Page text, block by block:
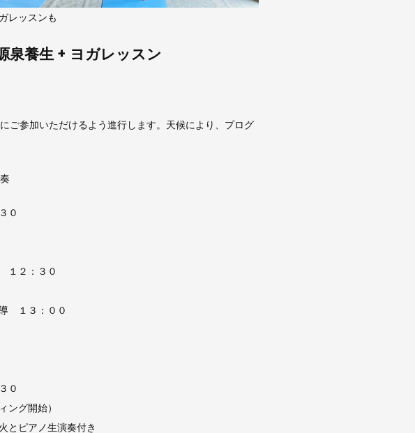
レッスンも
泉養生 + ヨガレッスン
ご参加いただけるよう進行します。天候により、プログ
０
１２：３０
１３：００
０
ング開始）
とピアノ生演奏付き